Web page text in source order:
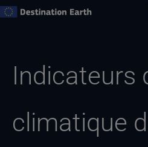
Skip
Indicateurs
climatique